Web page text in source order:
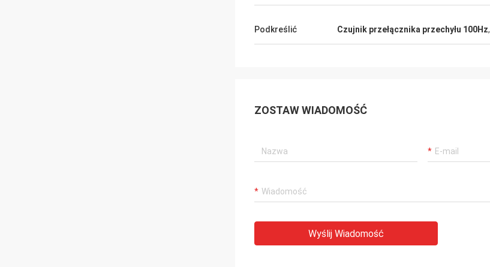
Podkreślić Czujnik przełącznika przechyłu 100Hz,
ZOSTAW WIADOMOŚĆ
Wyślij Wiadomość